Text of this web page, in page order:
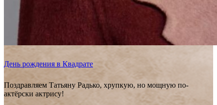
День рождения в Квадрате
Поздравляем Татьяну Радько, хрупкую, но мощную по-
актёрски актрису!